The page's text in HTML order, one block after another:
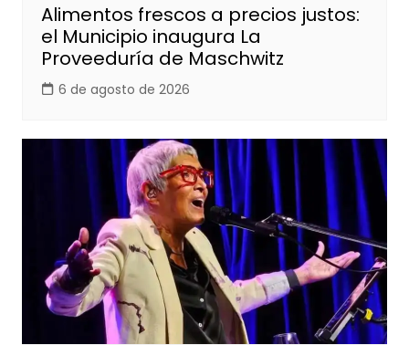
Alimentos frescos a precios justos:
el Municipio inaugura La
Proveeduría de Maschwitz
6 de agosto de 2026